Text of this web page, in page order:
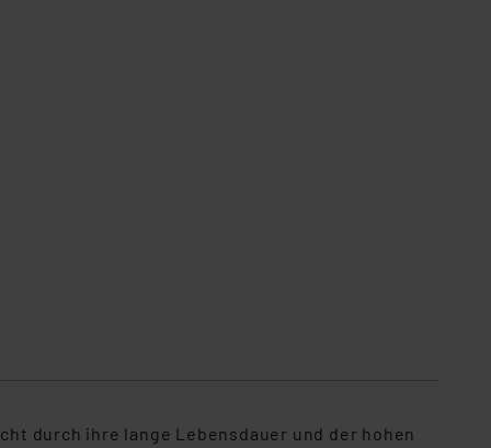
durch ihre lange Lebensdauer und der hohen